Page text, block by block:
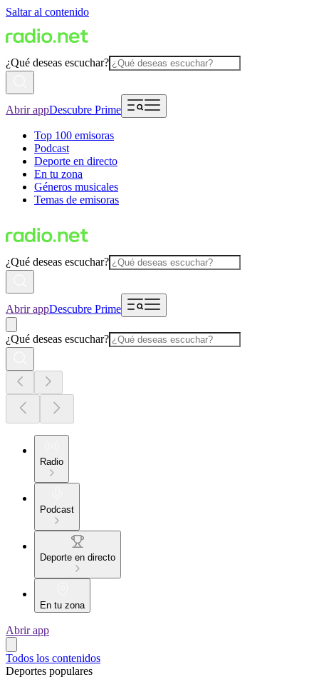
Saltar al contenido
¿Qué deseas escuchar?
Abrir appDescubre Prime
Top 100 emisoras
Podcast
Deporte en directo
En tu zona
Géneros musicales
Temas de emisoras
¿Qué deseas escuchar?
Abrir appDescubre Prime
¿Qué deseas escuchar?
Radio
Podcast
Deporte en directo
En tu zona
Abrir app
Todos los contenidos
Deportes populares